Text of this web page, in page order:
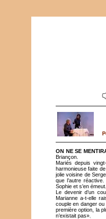
ON NE SE
Briançon.
Mariés depuis
harmonieuse faite
jolie voisine de
que l’autre
Sophie et s’en
Le devenir d’un
Marianne a-t-elle
couple en danger
première option, la
n’existait pas».